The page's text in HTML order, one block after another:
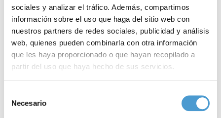
sociales y analizar el tráfico. Además, compartimos
información sobre el uso que haga del sitio web con
nuestros partners de redes sociales, publicidad y análisis
web, quienes pueden combinarla con otra información
que les haya proporcionado o que hayan recopilado a
partir del uso que haya hecho de sus servicios.
de cookies
Necesario